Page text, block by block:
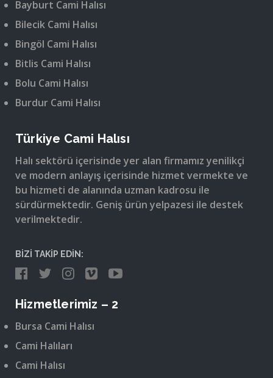
Bayburt Cami Halısı
Bilecik Cami Halısı
Bingöl Cami Halısı
Bitlis Cami Halısı
Bolu Cami Halısı
Burdur Cami Halısı
Türkiye Cami Halısı
Halı sektörü içerisinde yer alan firmamız yenilikçi
ve modern anlayış içerisinde hizmet vermekte ve
bu hizmeti de alanında uzman kadrosu ile
sürdürmektedir. Geniş ürün yelpazesi ile destek
verilmektedir.
BİZİ TAKİP EDİN:
Hizmetlerimiz – 2
Bursa Cami Halısı
Cami Halıları
Cami Halısı